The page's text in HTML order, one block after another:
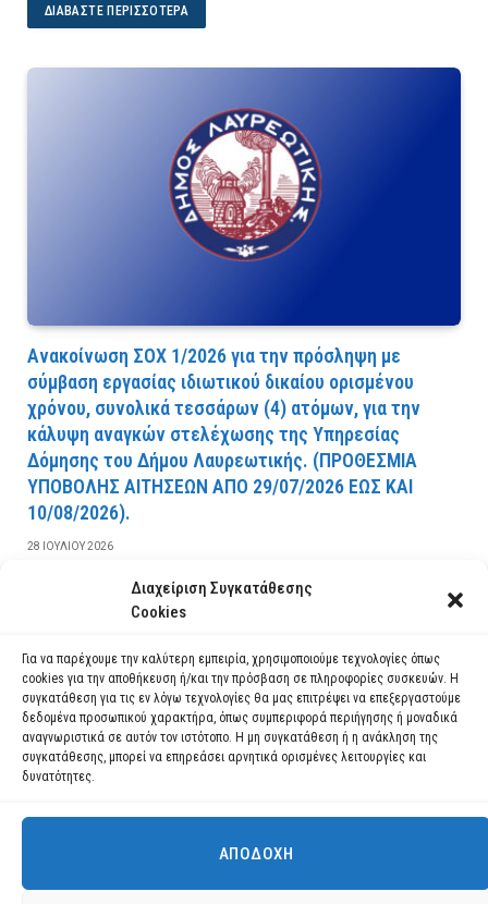
Διαχείριση Συγκατάθεσης
Cookies
Για να παρέχουμε την καλύτερη εμπειρία, χρησιμοποιούμε τεχνολογίες όπως
cookies για την αποθήκευση ή/και την πρόσβαση σε πληροφορίες συσκευών. Η
συγκατάθεση για τις εν λόγω τεχνολογίες θα μας επιτρέψει να επεξεργαστούμε
δεδομένα προσωπικού χαρακτήρα, όπως συμπεριφορά περιήγησης ή μοναδικά
αναγνωριστικά σε αυτόν τον ιστότοπο. Η μη συγκατάθεση ή η ανάκληση της
συγκατάθεσης, μπορεί να επηρεάσει αρνητικά ορισμένες λειτουργίες και
δυνατότητες.
ΑΠΟΔΟΧΉ
ΔΙΑΒΆΣΤΕ ΠΕΡΙΣΣΌΤΕΡΑ
Ανακοίνωση ΣΟΧ 1/2026 για την πρόσληψη με
σύμβαση εργασίας ιδιωτικού δικαίου ορισμένου
χρόνου, συνολικά τεσσάρων (4) ατόμων, για την
κάλυψη αναγκών στελέχωσης της Υπηρεσίας
Δόμησης του Δήμου Λαυρεωτικής. (ΠPOΘEΣMIA
YΠOBOΛHΣ AITHΣEΩN AΠO 29/07/2026 EΩΣ KAI
10/08/2026).
28 ΙΟΥΛΊΟΥ 2026
ΔΙΑΒΆΣΤΕ ΠΕΡΙΣΣΌΤΕΡΑ
Χρησιμοποιούμε cookies για να σας προσφέρουμε τη βέλτιστη εμπειρία
πλοήγησης στον ιστότοπό μας.